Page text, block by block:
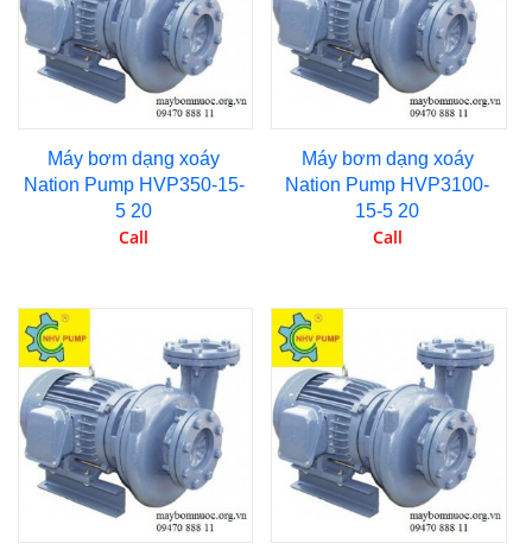
Máy bơm dạng xoáy
Nation Pump HVP350-15-
5 20
Call
Máy bơm dạng xoáy
Nation Pump HVP3100-
15-5 20
Call